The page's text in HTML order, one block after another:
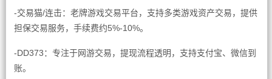
-交易猫/连击：老牌游戏交易平台，支持多类游戏资产交易，提供
担保交易服务，手续费约5%-10%。
-DD373：专注于网游交易，提现流程透明，支持支付宝、微信到
账。